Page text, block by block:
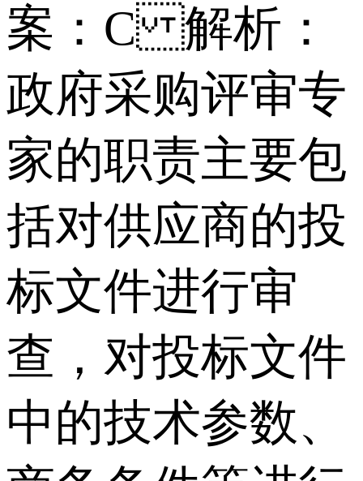
案：C 解析：
政府采购评审专
家的职责主要包
括对供应商的投
标文件进行审
查，对投标文件
中的技术参数、